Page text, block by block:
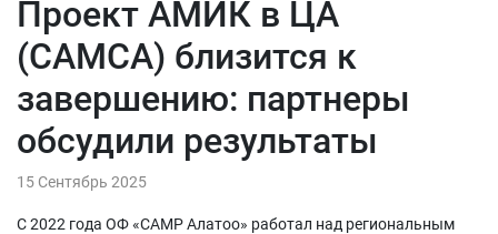
Проект АМИК в ЦА
(САМСА) близится к
завершению: партнеры
обсудили результаты
15 Сентябрь 2025
С 2022 года ОФ «САМР Алатоо» работал над региональным